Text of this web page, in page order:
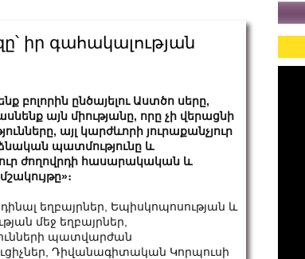
իր գահակալության
բոլորին ընծայելու Աստծո սերը,
այն միությանը, որը չի վերացնի
այլ կարժևորի յուրաքանչյուր
պատմությունը և
ժողովրդի հասարակական և
եղբայրներ, Եպիսկոպոսության և
մեջ եղբայրներ,
պատվարժան
Դիվանագիտական Կորպուսի